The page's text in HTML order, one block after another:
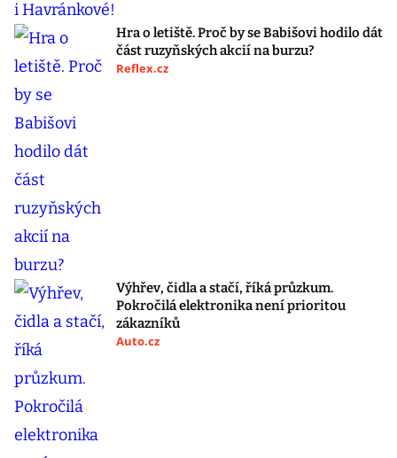
Hra o letiště. Proč by se Babišovi hodilo dát
část ruzyňských akcií na burzu?
Reflex.cz
Výhřev, čidla a stačí, říká průzkum.
Pokročilá elektronika není prioritou
zákazníků
Auto.cz